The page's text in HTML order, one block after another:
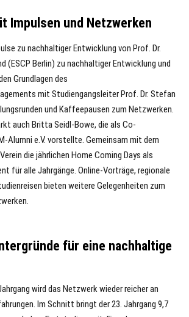
Impulsen und Netzwerken
zu nachhaltiger Entwicklung von Prof. Dr.
(ESCP Berlin) zu nachhaltiger Entwicklung und
Grundlagen des
mit Studiengangsleiter Prof. Dr. Stefan
und Kaffeepausen zum Netzwerken.
auch Britta Seidl-Bowe, die als Co-
Alumni e.V. vorstellte. Gemeinsam mit dem
die jährlichen Home Coming Days als
für alle Jahrgänge. Online-Vorträge, regionale
bieten weitere Gelegenheiten zum
für eine nachhaltige
wird das Netzwerk wieder reicher an
Im Schnitt bringt der 23. Jahrgang 9,7